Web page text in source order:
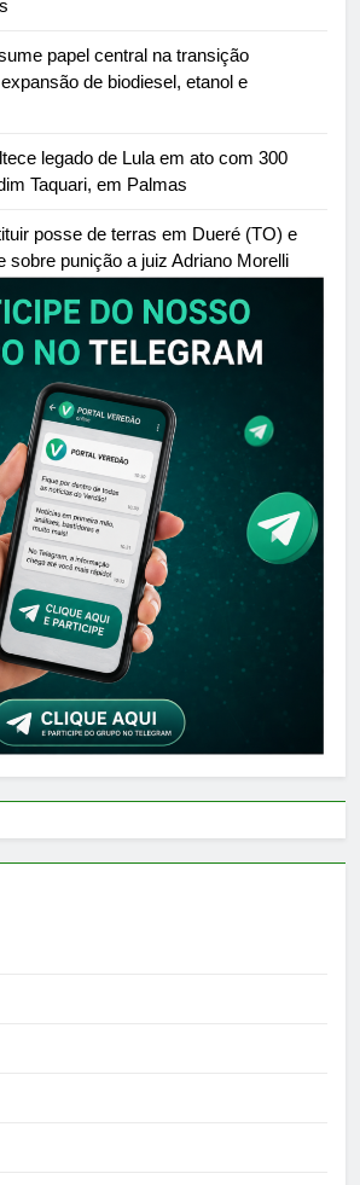
papel central na transição
de biodiesel, etanol e
legado de Lula em ato com 300
Taquari, em Palmas
posse de terras em Dueré (TO) e
sobre punição a juiz Adriano Morelli